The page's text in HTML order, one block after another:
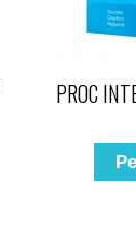
PROC